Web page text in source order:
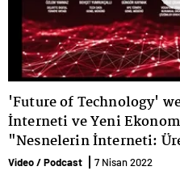
'Future of Technology'
İnterneti ve Yeni
"Nesnelerin İnterneti:
Ekonomi Nasıl
Video / Podcast 7 Nisan 2022